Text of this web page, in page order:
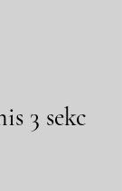
3 sekc